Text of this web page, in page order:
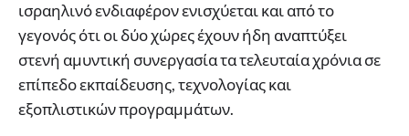
ισραηλινό ενδιαφέρον ενισχύεται και από το
γεγονός ότι οι δύο χώρες έχουν ήδη αναπτύξει
στενή αμυντική συνεργασία τα τελευταία χρόνια σε
επίπεδο εκπαίδευσης, τεχνολογίας και
εξοπλιστικών προγραμμάτων.